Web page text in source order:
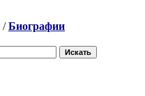
/Биографии